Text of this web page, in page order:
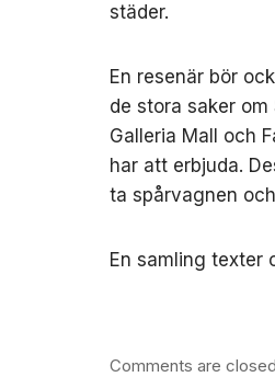
städer.
En resenär bör
de stora saker
Galleria Mall och
har att erbjuda.
ta spårvagnen
En samling texter
Comments are